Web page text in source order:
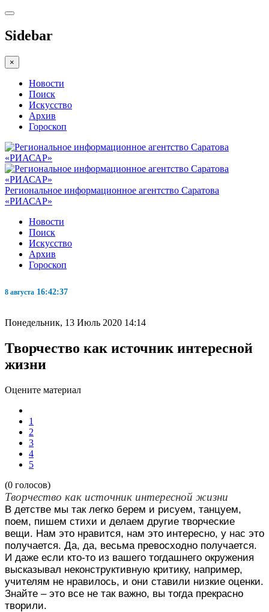
Sidebar
×
Новости
Поиск
Искусство
Архив
Гороскоп
Региональное информационное агентство Саратова
«РИАСАР»
Новости
Поиск
Искусство
Архив
Гороскоп
8 августа 16:42:38
Понедельник, 13 Июль 2020 14:14
Творчество как источник интересной
жизни
Оцените материал
1
2
3
4
5
(0 голосов)
Творчество как источник интересной жизни
В детстве мы так легко берем и рисуем, танцуем,
поем, пишем стихи и делаем другие творческие
вещи. Нам это нравится, нам это интересно, у нас это
получается. Да, да, весьма превосходно получается.
И даже если кто-то из вашего тогдашнего окружения
высказывал неконструктивную критику, например,
учителям не нравилось, и они ставили низкие оценки.
Знайте – это все не так важно, вы тогда прекрасно
творили.